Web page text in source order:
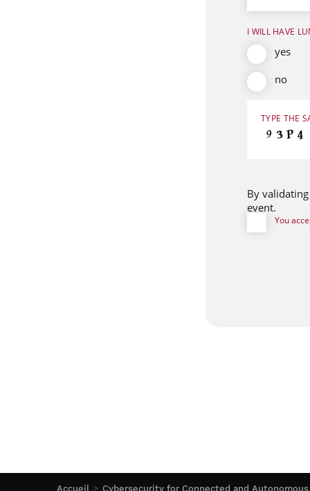
Accueil Cybersecurity for Connected and Autonomous
I WILL HAVE
yes
no
TYPE THE
By
event.
You